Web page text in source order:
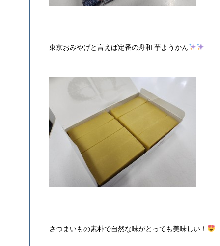
東京おみやげと言えば定番の舟和 芋ようかん
さつまいもの素朴で自然な味がとっても美味しい！